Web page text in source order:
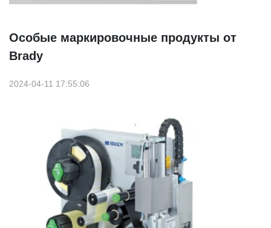
Особые маркировочные продукты от
Brady
2024-04-11 17:55:06